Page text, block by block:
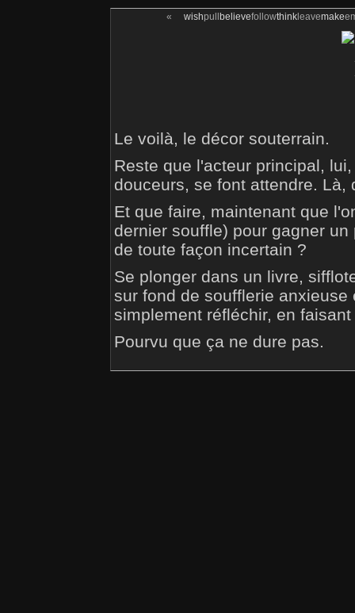
« wishpull believefollowthinkleavemake
Le voilà, le décor souterrain.
Reste que l'acteur principal,
douceurs, se font attendre. Là,
Et que faire, maintenant que
dernier souffle) pour gagner
de toute façon incertain ?
Se plonger dans un livre,
sur fond de soufflerie
simplement réfléchir, en
Pourvu que ça ne dure pas.